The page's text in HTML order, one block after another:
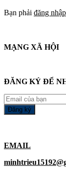
Bạn phải đăng nhập
MẠNG XÃ HỘI
ĐĂNG KÝ ĐỂ
EMAIL